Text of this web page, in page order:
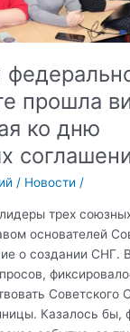
прошла
ко дню
/ Новости /
трех
основателей
о создании СНГ.
Советского
Казалось бы,